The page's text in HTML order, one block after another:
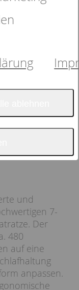
und
7-
Der
480
auf eine
anpassen.